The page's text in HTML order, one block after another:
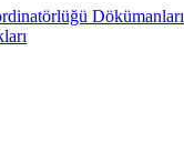
Dökümanları